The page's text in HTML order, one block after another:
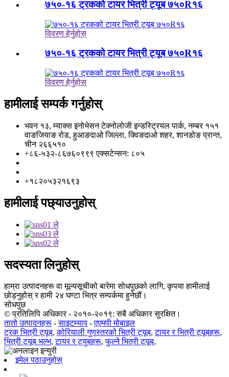
७५०-१६ ट्रकको टायर भित्री ट्यूब ७५०R१६
विवरण हेर्नुहोस्
७५०-१६ ट्रकको टायर भित्री ट्यूब ७५०R१६
विवरण हेर्नुहोस्
हामीलाई सम्पर्क गर्नुहोस्
भवन १३, म्याक्स इनोभेसन टेक्नोलोजी इन्डस्ट्रियल पार्क, नम्बर १५१
वाङजियाङ रोड, हुआङदाओ जिल्ला, क्विङदाओ शहर, शानडोङ प्रान्त,
चीन २६६५१०
+८६-५३२-८६७६०९९९ एक्सटेन्सन: ८०५
+१८२०५३२१६९३
हामीलाई पछ्याउनुहोस्
सदस्यता लिनुहोस्
हाम्रा उत्पादनहरू वा मूल्यसूचीको बारेमा सोधपुछको लागि, कृपया हामीलाई
छोड्नुहोस् र हामी २४ घण्टा भित्र सम्पर्कमा हुनेछौं।
सोधपुछ
© प्रतिलिपि अधिकार - २०१०-२०१९: सबै अधिकार सुरक्षित।
तातो उत्पादनहरू -साइटम्याप -एएमपी मोबाइल
ट्रक भित्री ट्यूब,कोरियाली गुणस्तरको भित्री ट्यूब,टायर र भित्री ट्यूबहरू,
भित्री ट्यूब भल्भ,टायर र ट्युबहरू,फुल्ने भित्री ट्यूब,
इमेल पठाउनुहोस्